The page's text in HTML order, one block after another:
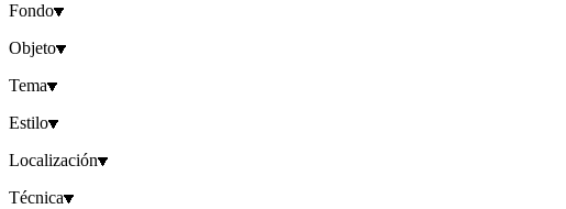
Fondo
Objeto
Tema
Estilo
Localización
Técnica